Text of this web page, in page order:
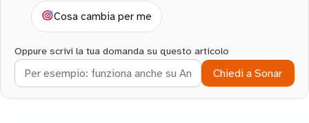
Cosa cambia per me
Oppure scrivi la tua domanda su questo articolo
Chiedi a Sonar